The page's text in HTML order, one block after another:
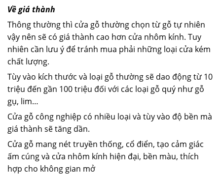
Về giá thành
Thông thường thì cửa gỗ thường chọn từ gỗ tự nhiên
vậy nên sẽ có giá thành cao hơn cửa nhôm kính. Tuy
nhiên cần lưu ý để tránh mua phải những loại cửa kém
chất lượng.
Tùy vào kích thước và loại gỗ thường sẽ dao động từ 10
triệu đến gần 100 triệu đối với các loại gỗ quý như gỗ
gụ, lim…
Cửa gỗ công nghiệp có nhiều loại và tùy vào độ bền mà
giá thành sẽ tăng dần.
Cửa gỗ mang nét truyền thống, cổ điển, tạo cảm giác
ấm cúng và cửa nhôm kính hiện đại, bền màu, thích
hợp cho không gian mở